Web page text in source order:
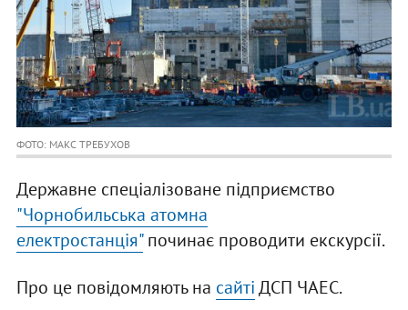
ФОТО: МАКС ТРЕБУХОВ
Державне спеціалізоване підприємство
"Чорнобильська атомна
електростанція"починає проводити екскурсії.
Про це повідомляють на сайтіДСП ЧАЕС.